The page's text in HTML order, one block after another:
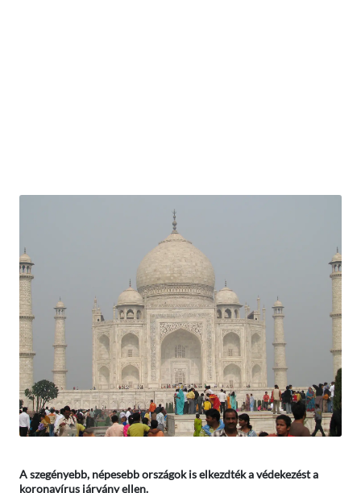
A szegényebb, népesebb országok is elkezdték a védekezést a
koronavírus járvány ellen.